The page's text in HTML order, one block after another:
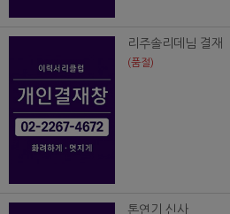
리주솔리데님 결재
(품절)
톤연기 신사